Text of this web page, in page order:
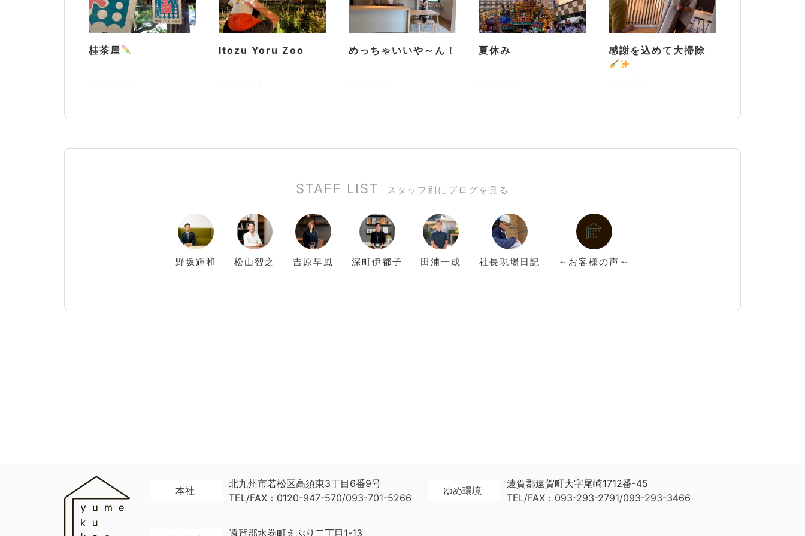
桂茶屋 Itozu Yoru Zoo めっちゃいいや～ん！ 夏休み 感謝を込めて大掃除
STAFF LIST スタッフ別にブログを見る
野坂輝和 松山 智之 吉原早風 深町伊都子 田浦一成 社長現場日記 ～お客様の声～
本社
北九州市若松区高須東3丁目6番9号
TEL/FAX：0120-947-570/093-701-5266
遠賀郡水巻町えぶり二丁目1-13
ゆめ環境
遠賀郡遠賀町大字尾崎1712番-45
TEL/FAX：093-293-2791/093-293-3466